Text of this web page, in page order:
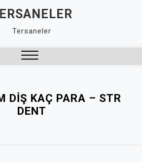
Tersaneler
DIŞ KAÇ PARA – STR
DENT